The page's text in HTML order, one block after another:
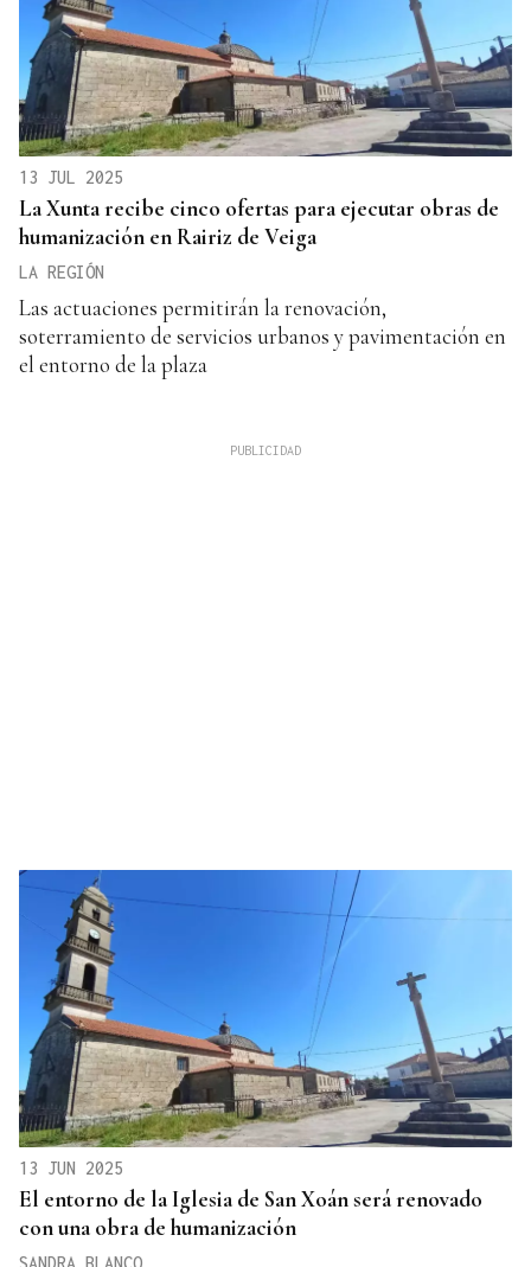
13 JUL 2025
La Xunta recibe cinco ofertas para ejecutar obras de
humanización en Rairiz de Veiga
LA REGIÓN
Las actuaciones permitirán la renovación,
soterramiento de servicios urbanos y pavimentación en
el entorno de la plaza
13 JUN 2025
El entorno de la Iglesia de San Xoán será renovado
con una obra de humanización
SANDRA BLANCO